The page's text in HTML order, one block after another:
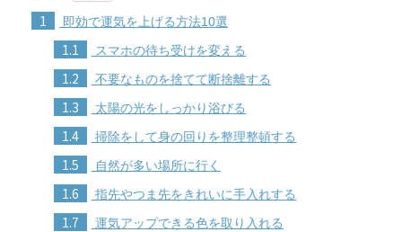
1 即効で運気を上げる方法10選
1.1 スマホの待ち受けを変える
1.2 不要なものを捨てて断捨離する
1.3 太陽の光をしっかり浴びる
1.4 掃除をして身の回りを整理整頓する
1.5 自然が多い場所に行く
1.6 指先やつま先をきれいに手入れする
1.7 運気アップできる色を取り入れる